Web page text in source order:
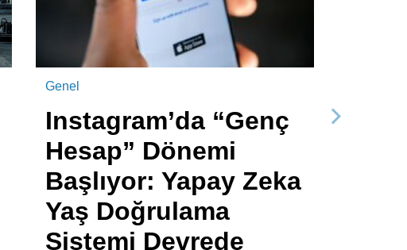
Genel
Instagram’da “Genç
Hesap” Dönemi
Başlıyor: Yapay Zeka
Yaş Doğrulama
Sistemi Devrede
Sonraki